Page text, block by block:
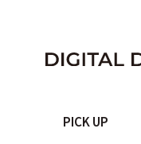
PICK UP